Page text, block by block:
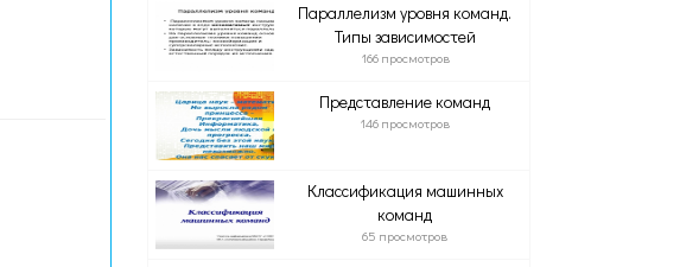
Параллелизм уровня команд.
Типы зависимостей
166 просмотров
Представление команд
146 просмотров
Классификация машинных
команд
65 просмотров